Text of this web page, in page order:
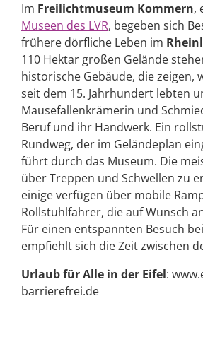
Im Freilichtmuseum Kommern,
Museen des LVR, begeben sich
frühere dörfliche Leben im
110 Hektar großen Gelände
historische Gebäude, die zeigen,
seit dem 15. Jahrhundert lebten
Mausefallenkrämerin und
Beruf und ihr Handwerk. Ein
Rundweg, der im Geländeplan
führt durch das Museum. Die
über Treppen und Schwellen zu
einige verfügen über mobile
Rollstuhlfahrer, die auf Wunsch
Für einen entspannten Besuch
empfiehlt sich die Zeit zwischen
Urlaub für Alle in der Eifel:
barrierefrei.de